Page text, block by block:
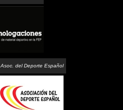
Asoc. del Deporte Español